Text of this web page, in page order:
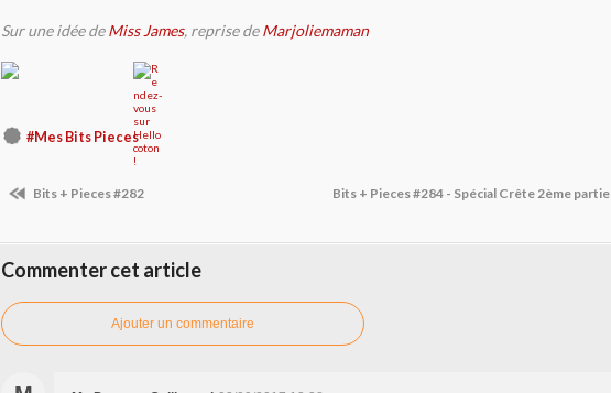
Sur une idée deMiss James, reprise deMarjoliemaman
#Mes Bits Pieces
Bits + Pieces #282 Bits + Pieces #284 - Spécial Crête 2ème partie
Commenter cet article
Ajouter un commentaire